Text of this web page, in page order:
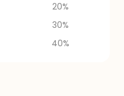
20%
30%
40%